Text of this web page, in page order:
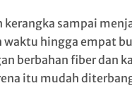
sampai
waktu hingga empat
berbahan fiber dan
itu mudah